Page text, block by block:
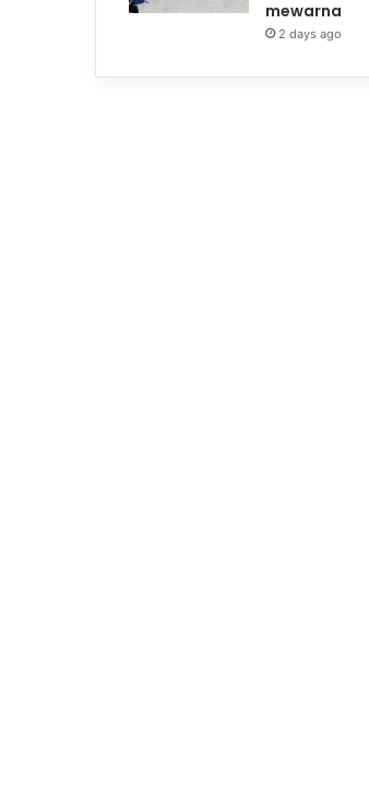
mewarna
2 days ago